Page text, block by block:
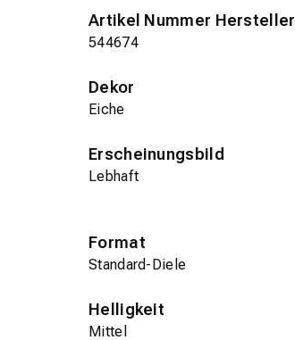
Artikel Nummer Hersteller
544674
Dekor
Eiche
Erscheinungsbild
Lebhaft
Format
Standard-Diele
Helligkeit
Mittel